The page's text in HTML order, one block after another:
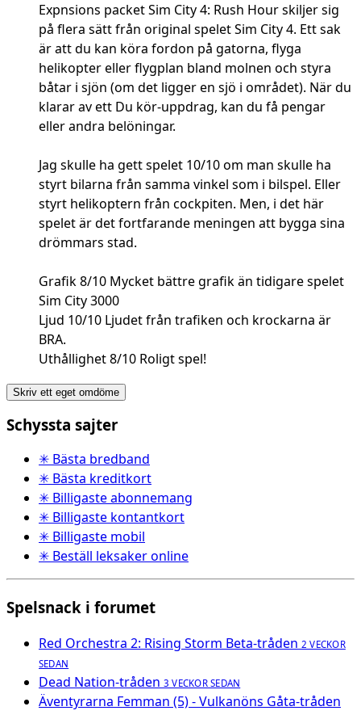
Expnsions packet Sim City 4: Rush Hour skiljer sig
på flera sätt från original spelet Sim City 4. Ett sak
är att du kan köra fordon på gatorna, flyga
helikopter eller flygplan bland molnen och styra
båtar i sjön (om det ligger en sjö i området). När du
klarar av ett Du kör-uppdrag, kan du få pengar
eller andra belöningar.
Jag skulle ha gett spelet 10/10 om man skulle ha
styrt bilarna från samma vinkel som i bilspel. Eller
styrt helikoptern från cockpiten. Men, i det här
spelet är det fortfarande meningen att bygga sina
drömmars stad.
Grafik 8/10 Mycket bättre grafik än tidigare spelet
Sim City 3000
Ljud 10/10 Ljudet från trafiken och krockarna är
BRA.
Uthållighet 8/10 Roligt spel!
Skriv ett eget omdöme
Schyssta sajter
✳ Bästa bredband
✳ Bästa kreditkort
✳ Billigaste abonnemang
✳ Billigaste kontantkort
✳ Billigaste mobil
✳ Beställ leksaker online
Spelsnack i forumet
Red Orchestra 2: Rising Storm Beta-tråden 2 VECKOR
SEDAN
Dead Nation-tråden 3 VECKOR SEDAN
Äventyrarna Femman (5) - Vulkanöns Gåta-tråden